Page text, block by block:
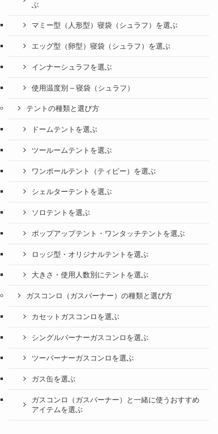
ぶ
マミー型（人形型）寝袋（シュラフ）を選ぶ
エッグ型（卵型）寝袋（シュラフ）を選ぶ
インナーシュラフを選ぶ
使用温度別 – 寝袋（シュラフ）
テントの種類と選び方
ドームテントを選ぶ
ツールームテントを選ぶ
ワンポールテント（ティピー）を選ぶ
シェルターテントを選ぶ
ソロテントを選ぶ
ポップアップテント・ワンタッチテントを選ぶ
ロッジ型・オリジナルテントを選ぶ
大きさ・使用人数別にテントを選ぶ
ガスコンロ（ガスバーナー）の種類と選び方
カセットガスコンロを選ぶ
シングルバーナーガスコンロを選ぶ
ツーバーナーガスコンロを選ぶ
ガス缶を選ぶ
ガスコンロ（ガスバーナー）と一緒に使うおすすめ
アイテムを選ぶ